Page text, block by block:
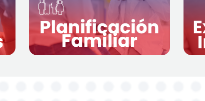
planificación familiar ayuda a
prevenir embarazos no
deseados.
Más información